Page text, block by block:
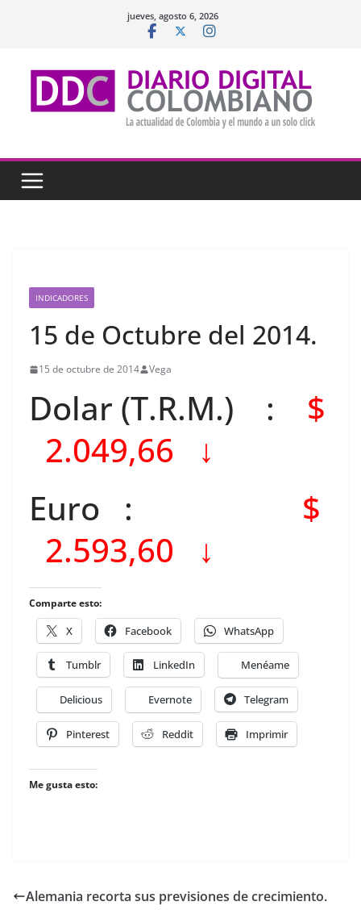
jueves, agosto 6, 2026
INDICADORES
15 de Octubre del 2014.
15 de octubre de 2014 Vega
Dolar (T.R.M.) : $
2.049,66 ↓
Euro : $
2.593,60 ↓
Comparte esto:
X Facebook WhatsApp
Tumblr LinkedIn Menéame
Delicious Evernote Telegram
Pinterest Reddit Imprimir
Me gusta esto:
Alemania recorta sus previsiones de crecimiento.